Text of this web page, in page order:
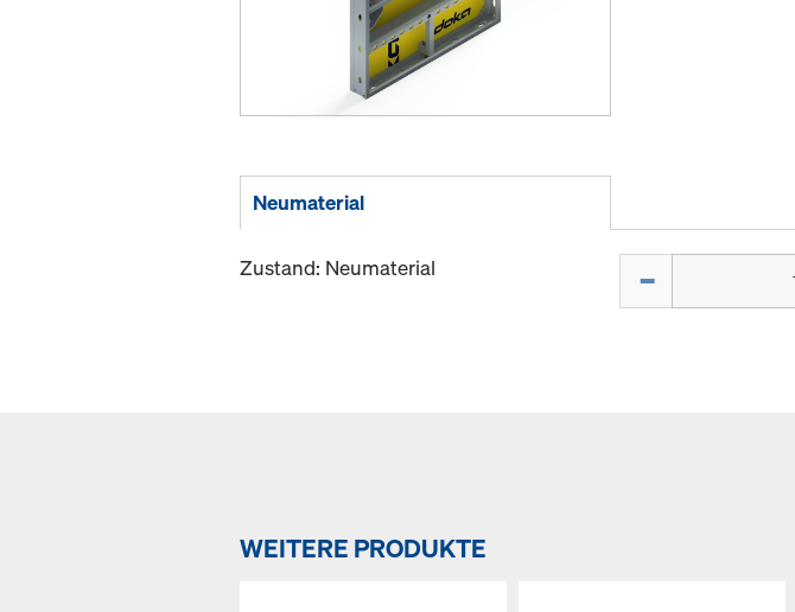
Neumaterial
Zustand: Neumaterial
WEITERE PRODUKTE